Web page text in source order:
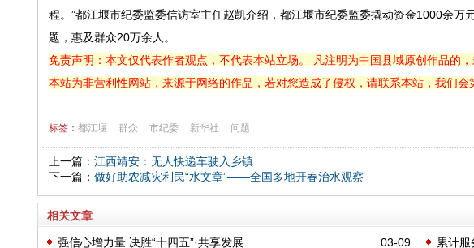
程。”都江堰市纪委监委信访室主任赵凯介绍，都江堰市纪委监委撬动资金1000余
题，惠及群众20万余人。
免责声明：本文仅代表作者观点，不代表本站立场。 凡注明为中国县域原创作品的，
本站为非营利性网站，来源于网络的作品，若对您造成了侵权，请联系本站，我们会
标签： 都江堰 群众 市纪委 新华社 问题
上一篇： 江西靖安：无人快递车驶入乡镇
下一篇： 做好助农减灾利民“水文章”——全国多地开春治水观察
相关文章
03-09
强信心增力量 决胜“十四五”·共享发展 累计